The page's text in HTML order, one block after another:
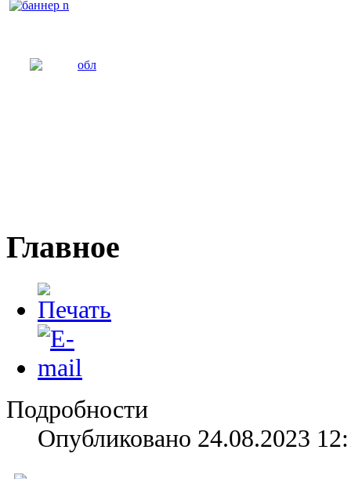
Главное
Подробности
Опубликовано 24.08.2023